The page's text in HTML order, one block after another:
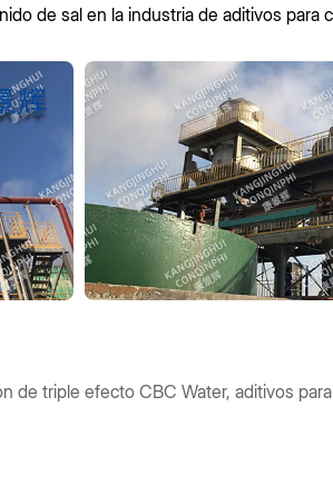
de sal en la industria de aditivos para
de triple efecto CBC Water, aditivos